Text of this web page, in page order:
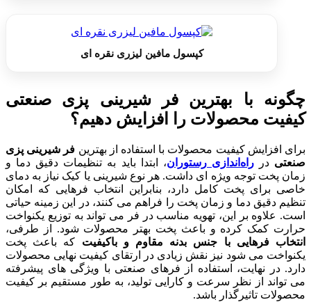
کپسول مافین لیزری نقره ای
چگونه با بهترین فر شیرینی پزی صنعتی
کیفیت محصولات را افزایش دهیم؟
برای افزایش کیفیت محصولات با استفاده از بهترین فر شیرینی پزی
صنعتیدر راه‌اندازی رستوران، ابتدا باید به تنظیمات دقیق دما و
زمان پخت توجه ویژه ای داشت. هر نوع شیرینی یا کیک نیاز به دمای
خاصی برای پخت کامل دارد، بنابراین انتخاب فرهایی که امکان
تنظیم دقیق دما و زمان پخت را فراهم می کنند، در این زمینه حیاتی
است. علاوه بر این، تهویه مناسب در فر می تواند به توزیع یکنواخت
حرارت کمک کرده و باعث پخت بهتر محصولات شود. از طرفی،
انتخاب فرهایی با جنس بدنه مقاوم و باکیفیت که باعث پخت
یکنواخت می شود نیز نقش زیادی در ارتقای کیفیت نهایی محصولات
دارد. در نهایت، استفاده از فرهای صنعتی با ویژگی های پیشرفته
می تواند از نظر سرعت و کارایی تولید، به طور مستقیم بر کیفیت
محصولات تاثیرگذار باشد.